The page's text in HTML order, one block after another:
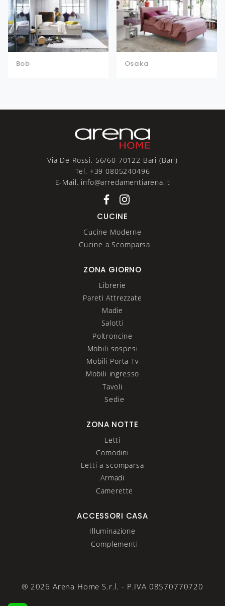
Bob Osaka
Via De Rossi, 56/60 70122 Bari (Bari)
Tel. +39 0805240496
E-Mail. info@arredamentiarena.it
CUCINE
Cucine Moderne
Cucine a Scomparsa
ZONA GIORNO
Librerie
Pareti Attrezzate
Madie
Salotti
Poltroncine
Mobili sospesi
Mobili Porta Tv
Mobili ingresso
Tavoli
Sedie
ZONA NOTTE
Letti
Comodini
Letti a scomparsa
Armadi
Camerette
ACCESSORI CASA
Illuminazione
Complementi
® 2026 Arena Home S.r.l. - P.IVA 08570770720